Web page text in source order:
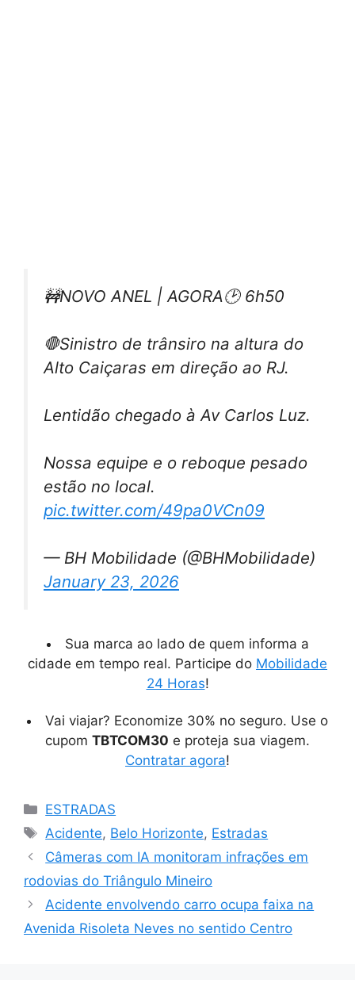
🚧NOVO ANEL | AGORA🕑 6h50
🛑Sinistro de trânsiro na altura do
Alto Caiçaras em direção ao RJ.
Lentidão chegado à Av Carlos Luz.
Nossa equipe e o reboque pesado
estão no local.
pic.twitter.com/49pa0VCn09
— BH Mobilidade (@BHMobilidade)
January 23, 2026
Sua marca ao lado de quem informa a
cidade em tempo real. Participe do Mobilidade
24 Horas!
Vai viajar? Economize 30% no seguro. Use o
cupom TBTCOM30 e proteja sua viagem.
Contratar agora!
Categorias
ESTRADAS
Tags
Acidente, Belo Horizonte, Estradas
Câmeras com IA monitoram infrações em
rodovias do Triângulo Mineiro
Acidente envolvendo carro ocupa faixa na
Avenida Risoleta Neves no sentido Centro